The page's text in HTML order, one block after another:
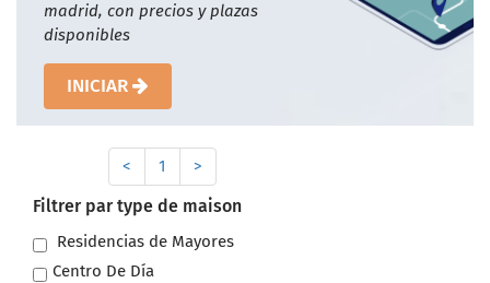
madrid, con precios y plazas
disponibles
INICIAR
< 1 >
Filtrer par type de maison
Residencias de Mayores
Centro De Día